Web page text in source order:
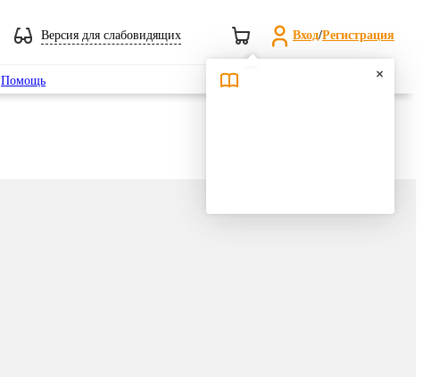
Версия для слабовидящих Вход/Регистрация
Помощь Поиск